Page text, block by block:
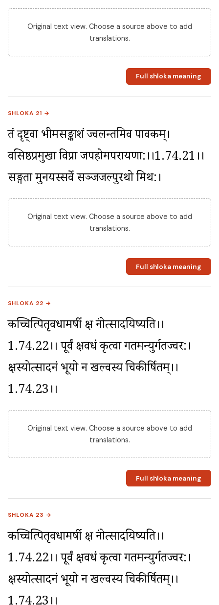
Original text view. Choose a source above to add
translations.
Full shloka meaning
SHLOKA 21 →
तं दृष्ट्वा भीमसङ्काशं ज्वलन्तमिव पावकम्।
वसिष्ठप्रमुखा विप्रा जपहोमपरायणा:।।1.74.21।।
सङ्गता मुनयस्सर्वे सञ्जजल्पुरथो मिथ:।
Original text view. Choose a source above to add
translations.
Full shloka meaning
SHLOKA 22 →
कच्चित्पितृवधामर्षी क्षत्रं नोत्सादयिष्यति।।
1.74.22।। पूर्वं क्षत्रवधं कृत्वा गतमन्युर्गतज्वर:।
क्षत्रस्योत्सादनं भूयो न खल्वस्य चिकीर्षितम्।।
1.74.23।।
Original text view. Choose a source above to add
translations.
Full shloka meaning
SHLOKA 23 →
कच्चित्पितृवधामर्षी क्षत्रं नोत्सादयिष्यति।।
1.74.22।। पूर्वं क्षत्रवधं कृत्वा गतमन्युर्गतज्वर:।
क्षत्रस्योत्सादनं भूयो न खल्वस्य चिकीर्षितम्।।